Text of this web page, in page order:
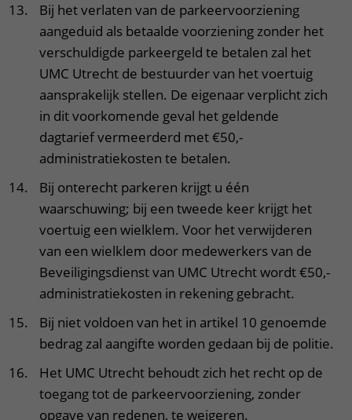
Bij het verlaten van de parkeervoorziening
aangeduid als betaalde voorziening zonder het
verschuldigde parkeergeld te betalen zal het
UMC Utrecht de bestuurder van het voertuig
aansprakelijk stellen. De eigenaar verplicht zich
in dit voorkomende geval het geldende
dagtarief vermeerderd met €50,-
administratiekosten te betalen.
Bij onterecht parkeren krijgt u één
waarschuwing; bij een tweede keer krijgt het
voertuig een wielklem. Voor het verwijderen
van een wielklem door medewerkers van de
Beveiligingsdienst van UMC Utrecht wordt €50,-
administratiekosten in rekening gebracht.
Bij niet voldoen van het in artikel 10 genoemde
bedrag zal aangifte worden gedaan bij de politie.
Het UMC Utrecht behoudt zich het recht op de
toegang tot de parkeervoorziening, zonder
opgave van redenen, te weigeren.